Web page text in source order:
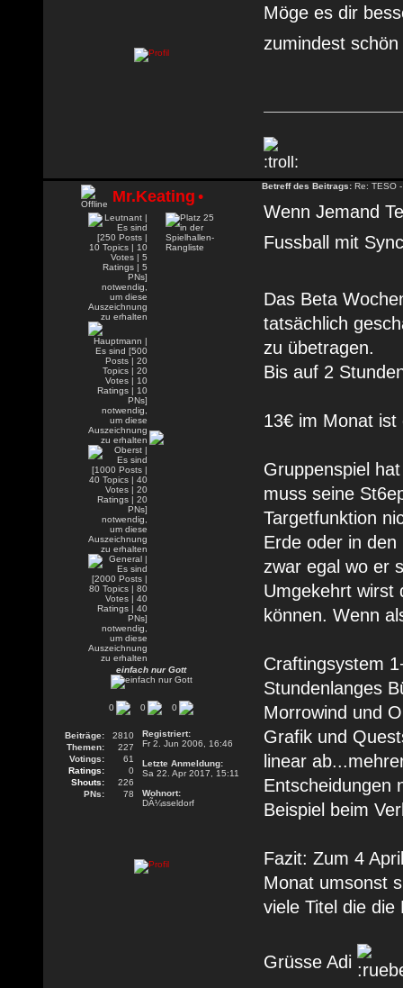
Möge es dir
zumindest
Mr.Keating •
einfach nur Gott
0 0 0
Beiträge:
2810
Themen:
227
Votings:
61
Ratings:
0
Shouts:
226
PNs:
78
Registriert:
Fr 2. Jun 2006, 16:46
Letzte Anmeldung:
Sa 22. Apr 2017, 15:11
Wohnort:
DÃ¼sseldorf
Betreff des Beitrags: Re: TESO
Wenn Jemand
Fussball mit
Das Beta
tatsächlich
zu übetragen.
Bis auf 2
13€ im Monat
Gruppenspiel
muss seine
Targetfunktion
Erde oder in
zwar egal wo er
Umgekehrt wirst
können. Wenn
Craftingsystem
Stundenlanges
Morrowind und
Grafik und
linear
Entscheidungen
Beispiel beim
Fazit: Zum 4
Monat umsonst
viele Titel die
Grüsse Adi